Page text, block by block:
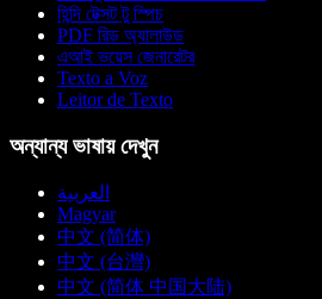
হিন্দি টেক্সট টু স্পিচ
PDF রিড অ্যালাউড
এআই ভয়েস জেনারেটর
Texto a Voz
Leitor de Texto
অন্যান্য ভাষায় দেখুন
العربية
Magyar
中文 (简体)
中文 (台灣)
中文 (简体 中国大陆)